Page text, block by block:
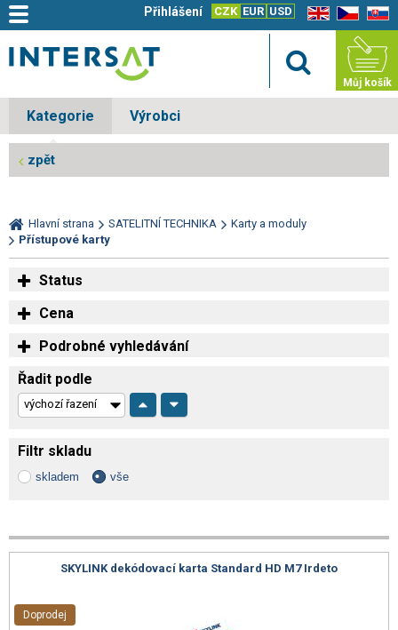
EN CZ SK
CZK EUR USD
Přihlášení
Můj košík
Kategorie Výrobci
zpět
Hlavní strana SATELITNÍ TECHNIKA
Karty a moduly
Přístupové karty
Status
Cena
Podrobné vyhledávání
Řadit podle
Filtr skladu
skladem vše
SKYLINK dekódovací karta Standard HD M7 Irdeto
Doprodej